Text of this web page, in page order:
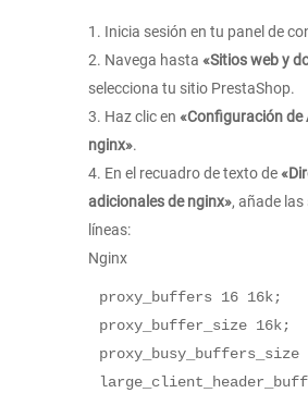
Inicia sesión en tu panel de
Navega hasta «Sitios web y
selecciona tu sitio PrestaShop.
Haz clic en «Configuración de
nginx».
En el recuadro de texto de
adicionales de nginx», añade
líneas:
Nginx
proxy_buffers 16 16k
proxy_buffer_size 16k
proxy_busy_buffers_size